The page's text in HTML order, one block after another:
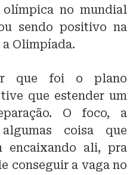
no mundial
sendo positivo na
a Olimpíada.
que foi o plano
que estender um
O foco, a
coisa que
encaixando ali, pra
conseguir a vaga no